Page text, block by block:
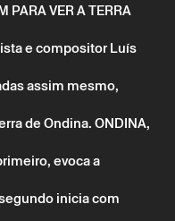
VER A TERRA
e compositor Luís
assim mesmo,
de Ondina. ONDINA,
evoca a
inicia com